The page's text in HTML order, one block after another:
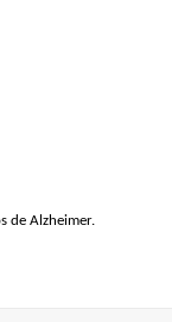
de Alzheimer.